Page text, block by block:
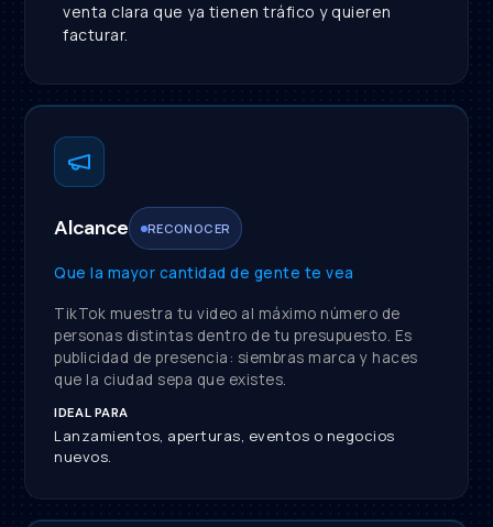
venta clara que ya tienen tráfico y quieren
facturar.
Alcance RECONOCER
Que la mayor cantidad de gente te vea
TikTok muestra tu video al máximo número de
personas distintas dentro de tu presupuesto. Es
publicidad de presencia: siembras marca y haces
que la ciudad sepa que existes.
IDEAL PARA
Lanzamientos, aperturas, eventos o negocios
nuevos.